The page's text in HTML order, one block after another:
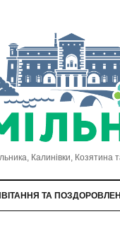
Калинівки, Козятина
ТА